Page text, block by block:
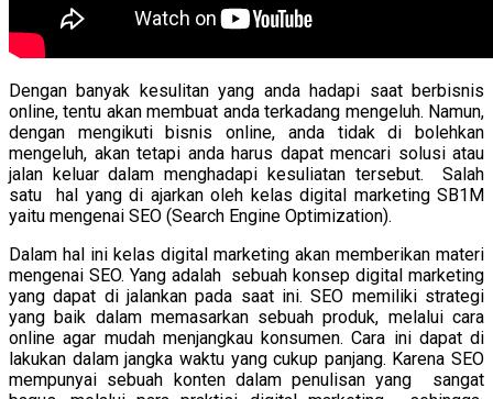
Dengan banyak kesulitan yang anda hadapi saat berbisnis
online, tentu akan membuat anda terkadang mengeluh. Namun,
dengan mengikuti bisnis online, anda tidak di bolehkan
mengeluh, akan tetapi anda harus dapat mencari solusi atau
jalan keluar dalam menghadapi kesuliatan tersebut. Salah
satu hal yang di ajarkan oleh kelas digital marketing SB1M
yaitu mengenai SEO (Search Engine Optimization).
Dalam hal ini kelas digital marketing akan memberikan materi
mengenai SEO. Yang adalah sebuah konsep digital marketing
yang dapat di jalankan pada saat ini. SEO memiliki strategi
yang baik dalam memasarkan sebuah produk, melalui cara
online agar mudah menjangkau konsumen. Cara ini dapat di
lakukan dalam jangka waktu yang cukup panjang. Karena SEO
mempunyai sebuah konten dalam penulisan yang sangat